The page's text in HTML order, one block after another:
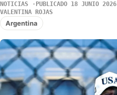
NOTICIAS PUBLICADO 18 JUNIO 2026
VALENTINA ROJAS
Argentina